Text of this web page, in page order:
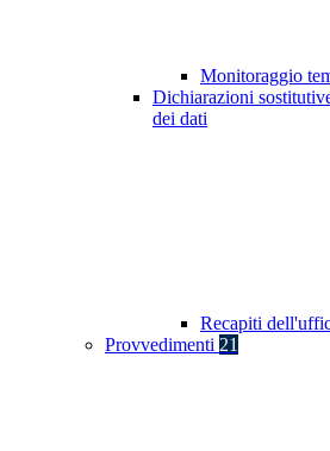
Monitoraggio
Dichiarazioni
dei dati
Recapiti
Provvedimenti 21